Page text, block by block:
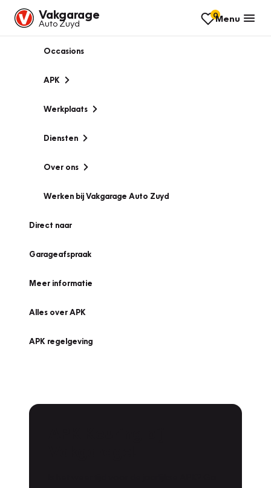
Vakgarage
Auto Zuyd
0Menu
Occasions
APK
Werkplaats
Diensten
Over ons
Werken bij Vakgarage Auto Zuyd
Direct naar
Garageafspraak
Meer informatie
Alles over APK
APK regelgeving